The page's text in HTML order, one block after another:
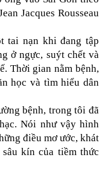
Jacques Rousseau
tai nạn khi đang tập
ở ngực, suýt chết và
Thời gian nằm bệnh,
học và tìm hiểu dân
bệnh, trong tôi đã
Nói như vậy hình
điều mơ ước, khát
kín của tiềm thức